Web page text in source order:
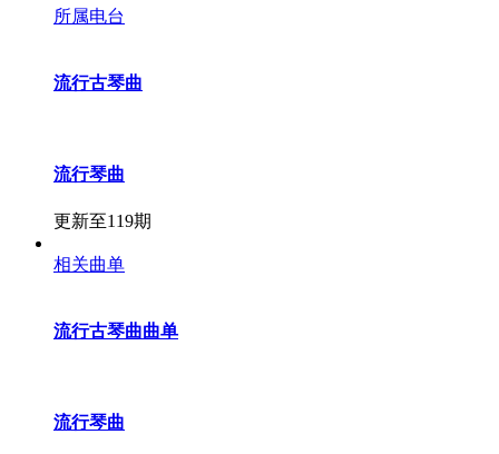
所属电台
流行古琴曲
流行琴曲
更新至119期
相关曲单
流行古琴曲曲单
流行琴曲